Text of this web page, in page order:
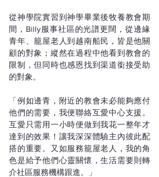
從神學院實習到神學畢業後牧養教會期
間，Billy服事社區的光譜更闊，從邊緣
青年、籠屋老人到越南船民，皆是他關
顧的對象；縱然在過程中他看到教會的
限制，但同時也感恩找到渠道銜接受助
的對象。
「例如邊青，附近的教會未必能夠應付
他們的需要，我便聯絡互愛中心支援。
互愛只需用一小時便做到我花一整年才
達到的效果！讓我深深體驗主內彼此配
搭的重要。又如服務籠屋老人，我的角
色是給予他們心靈關懷，生活需要則轉
介社區服務機構跟進。」